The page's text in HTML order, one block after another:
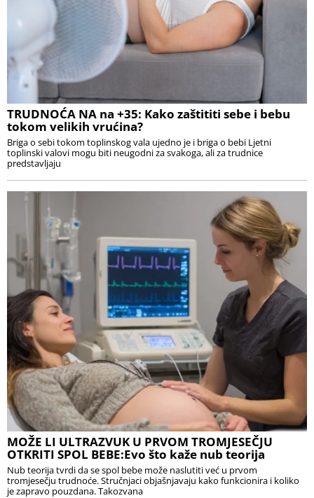
TRUDNOĆA NA na +35: Kako zaštititi sebe i bebu
tokom velikih vrućina?
Briga o sebi tokom toplinskog vala ujedno je i briga o bebi Ljetni
toplinski valovi mogu biti neugodni za svakoga, ali za trudnice
predstavljaju
MOŽE LI ULTRAZVUK U PRVOM TROMJESEČJU
OTKRITI SPOL BEBE:Evo što kaže nub teorija
Nub teorija tvrdi da se spol bebe može naslutiti već u prvom
tromjesečju trudnoće. Stručnjaci objašnjavaju kako funkcionira i koliko
je zapravo pouzdana. Takozvana